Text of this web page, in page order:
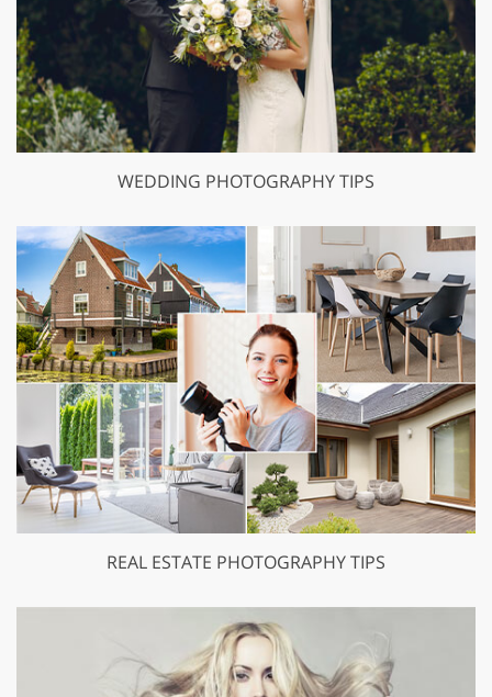
WEDDING PHOTOGRAPHY TIPS
REAL ESTATE PHOTOGRAPHY TIPS